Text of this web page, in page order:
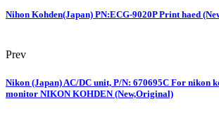
Nihon Kohden(Japan) PN:ECG-9020P Print haed
Prev
Nikon (Japan) AC/DC unit, P/N: 670695C For nikon
monitor NIKON KOHDEN (New,Original)